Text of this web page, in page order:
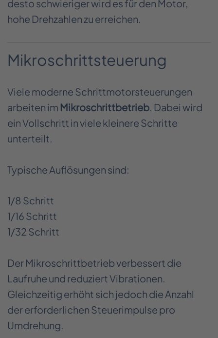
desto schwieriger wird es für den Motor,
hohe Drehzahlen zu erreichen.
Mikroschrittsteuerung
Viele moderne Schrittmotorsteuerungen
arbeiten im Mikroschrittbetrieb. Dabei wird
ein Vollschritt in viele kleinere Schritte
unterteilt.
Typische Auflösungen sind:
1/8 Schritt
1/16 Schritt
1/32 Schritt
Der Mikroschrittbetrieb verbessert die
Laufruhe und reduziert Vibrationen.
Gleichzeitig erhöht sich jedoch die Anzahl
der erforderlichen Steuerimpulse pro
Umdrehung.